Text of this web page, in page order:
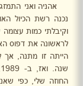
אהניה ואני
נכנה רשת הכיול
וקיבלתי כמות
לראשונה את דפוס
הייתה זו מתנה, אך
החוזה שלי, כפי